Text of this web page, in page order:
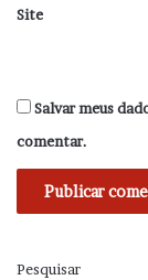
Site
Salvar meus
comentar.
Pesquisar